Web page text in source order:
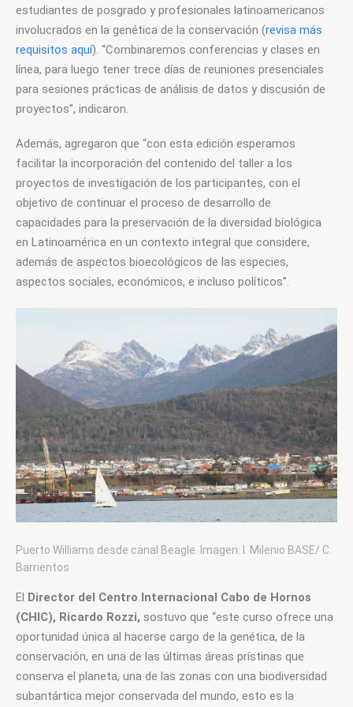
estudiantes de posgrado y profesionales latinoamericanos
involucrados en la genética de la conservación (revisa más
requisitos aquí). “Combinaremos conferencias y clases en
línea, para luego tener trece días de reuniones presenciales
para sesiones prácticas de análisis de datos y discusión de
proyectos”, indicaron.
Además, agregaron que “con esta edición esperamos
facilitar la incorporación del contenido del taller a los
proyectos de investigación de los participantes, con el
objetivo de continuar el proceso de desarrollo de
capacidades para la preservación de la diversidad biológica
en Latinoamérica en un contexto integral que considere,
además de aspectos bioecológicos de las especies,
aspectos sociales, económicos, e incluso políticos”.
Puerto Williams desde canal Beagle. Imagen: I. Milenio BASE/ C.
Barrientos
El Director del Centro Internacional Cabo de Hornos
(CHIC), Ricardo Rozzi, sostuvo que “este curso ofrece una
oportunidad única al hacerse cargo de la genética, de la
conservación, en una de las últimas áreas prístinas que
conserva el planeta, una de las zonas con una biodiversidad
subantártica mejor conservada del mundo, esto es la